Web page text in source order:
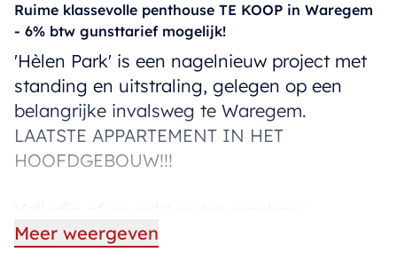
Ruime klassevolle penthouse TE KOOP in Waregem
- 6% btw gunsttarief mogelijk!
'Hèlen Park' is een nagelnieuw project met
standing en uitstraling, gelegen op een
belangrijke invalsweg te Waregem.
LAATSTE APPARTEMENT IN HET
HOOFDGEBOUW!!!
hoekappartement (penthouse) op de
Meer weergeven